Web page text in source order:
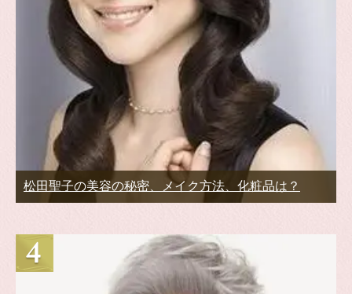
松田聖子の美容の秘密、メイク方法、化粧品は？